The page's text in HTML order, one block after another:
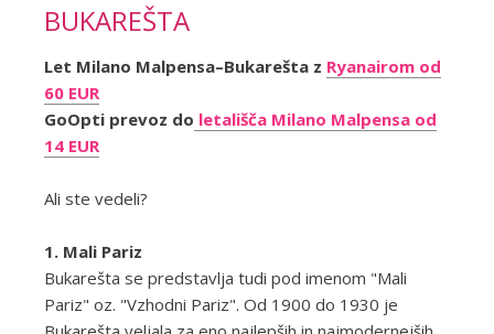
BUKAREŠTA
Let Milano Malpensa–Bukarešta z Ryanairom od
60 EUR
GoOpti prevoz do letališča Milano Malpensa od
14 EUR
Ali ste vedeli?
1. Mali Pariz
Bukarešta se predstavlja tudi pod imenom "Mali
Pariz" oz. "Vzhodni Pariz". Od 1900 do 1930 je